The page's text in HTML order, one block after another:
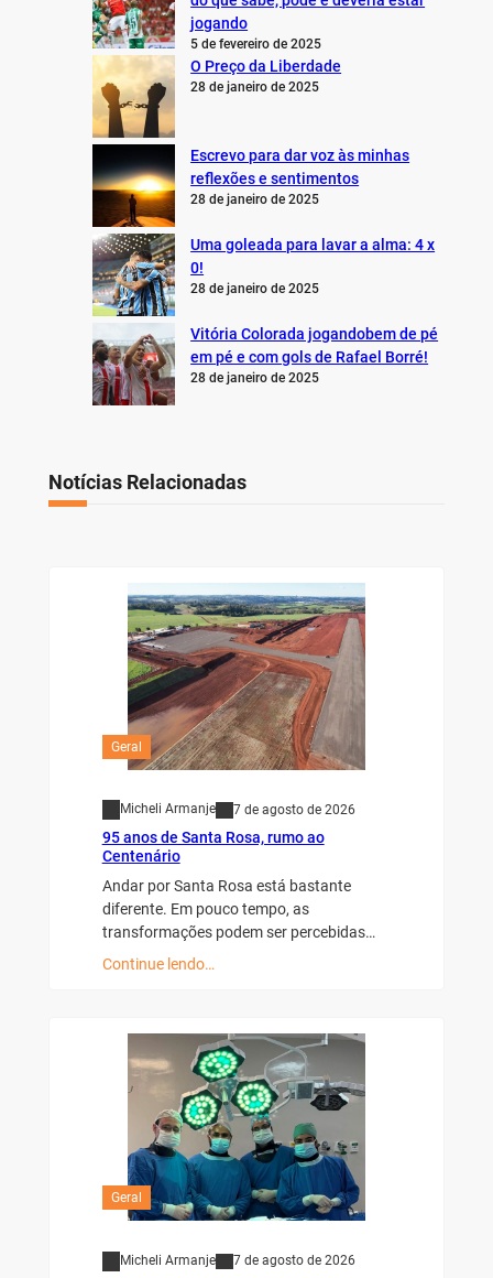
jogando
5 de fevereiro de 2025
O Preço da Liberdade
28 de janeiro de 2025
Escrevo para dar voz às minhas
reflexões e sentimentos
28 de janeiro de 2025
Uma goleada para lavar a alma: 4 x
0!
28 de janeiro de 2025
Vitória Colorada jogandobem de pé
em pé e com gols de Rafael Borré!
28 de janeiro de 2025
Notícias Relacionadas
Geral
Micheli Armanje 7 de agosto de 2026
95 anos de Santa Rosa, rumo ao
Centenário
Andar por Santa Rosa está bastante
diferente. Em pouco tempo, as
transformações podem ser percebidas…
Continue lendo…
Geral
Micheli Armanje 7 de agosto de 2026